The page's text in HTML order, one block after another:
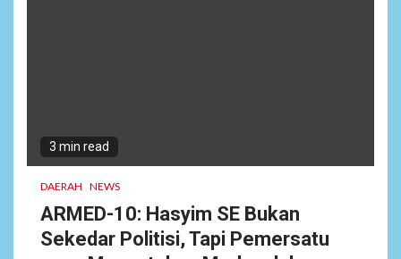
3 min read
DAERAH NEWS
ARMED-10: Hasyim SE Bukan
Sekedar Politisi, Tapi Pemersatu